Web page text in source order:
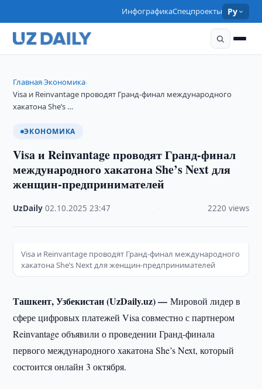
ИнфографикаСпецпроекты Ру
Главная›Экономика›
Visa и Reinvantage проводят Гранд-финал международного
хакатона She’s …
ЭКОНОМИКА
Visa и Reinvantage проводят Гранд-финал
международного хакатона She’s Next для
женщин-предпринимателей
UzDaily ·02.10.2025 ·23:47 2220 views
Visa и Reinvantage проводят Гранд-финал международного
хакатона She’s Next для женщин-предпринимателей
Ташкент, Узбекистан (UzDaily.uz) —Мировой лидер в
сфере цифровых платежей Visa совместно с партнером
Reinvantage объявили о проведении Гранд-финала
первого международного хакатона She’s Next, который
состоится онлайн 3 октября.